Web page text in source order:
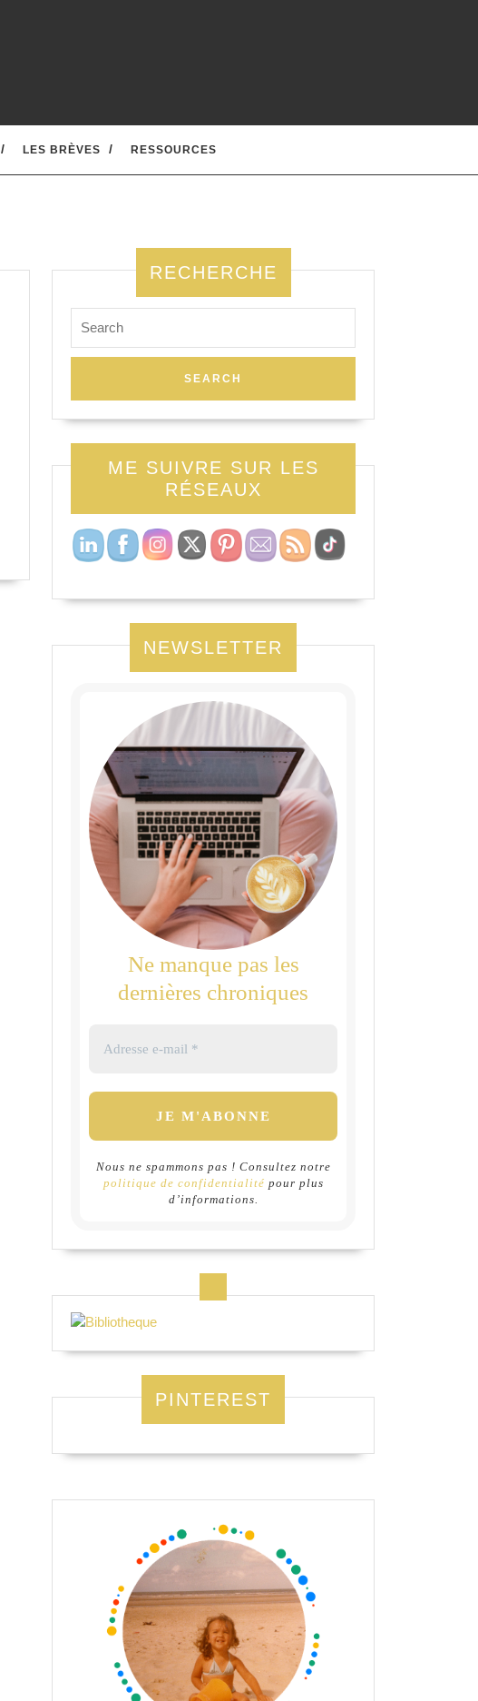
LES BRÈVES RESSOURCES
RECHERCHE
for:
ME SUIVRE SUR LES
RÉSEAUX
NEWSLETTER
Ne manque pas les
dernières chroniques
Nous ne spammons pas ! Consultez notre
politique de confidentialité pour plus
d’informations.
PINTEREST